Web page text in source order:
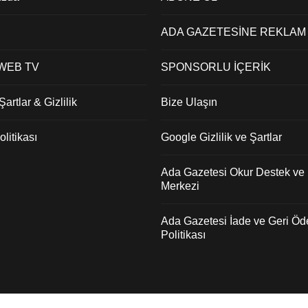
TV
& Gizlilik
ADA GAZETESİNE REKLAM
SPONSORLU İÇERİK
Bize Ulaşın
Google Gizlilik ve Şartlar
Ada Gazetesi Okur Destek ve
Merkezi
Ada Gazetesi İade ve Geri
Politikası